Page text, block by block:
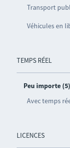
Transport
Véhicules en
TEMPS RÉEL
Peu importe (5)
Avec temps
LICENCES